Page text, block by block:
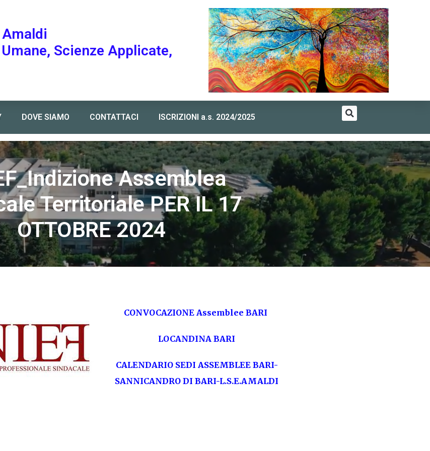
Scienze Applicate,
DOVE SIAMO CONTATTACI ISCRIZIONI a.s. 2024/2025
IL 17 OTTOBRE 2024
Assemblea
Territoriale PER IL 17
OTTOBRE 2024
CONVOCAZIONE Assemblee BARI
LOCANDINA BARI
CALENDARIO SEDI ASSEMBLEE BARI-
SANNICANDRO DI BARI-L.S.E.AMALDI